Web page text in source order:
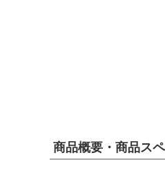
商品概要・商品ス